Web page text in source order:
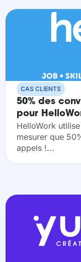
CAS CLIENTS
50% des
pour
HelloWork
mesurer que
appels !...